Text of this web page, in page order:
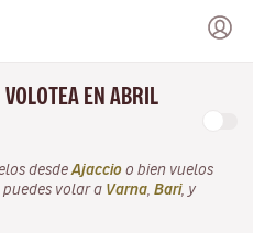
EN ABRIL
desde Ajaccio o bien vuelos
puedes volar a Varna Bari, y